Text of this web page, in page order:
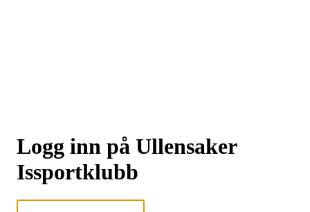
Logg inn på Ullensaker
Issportklubb